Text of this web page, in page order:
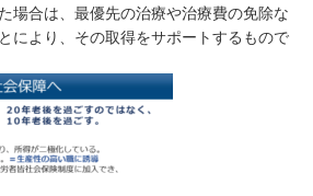
場合は、最優先の治療や治療費の免除な
により、その取得をサポートするもので